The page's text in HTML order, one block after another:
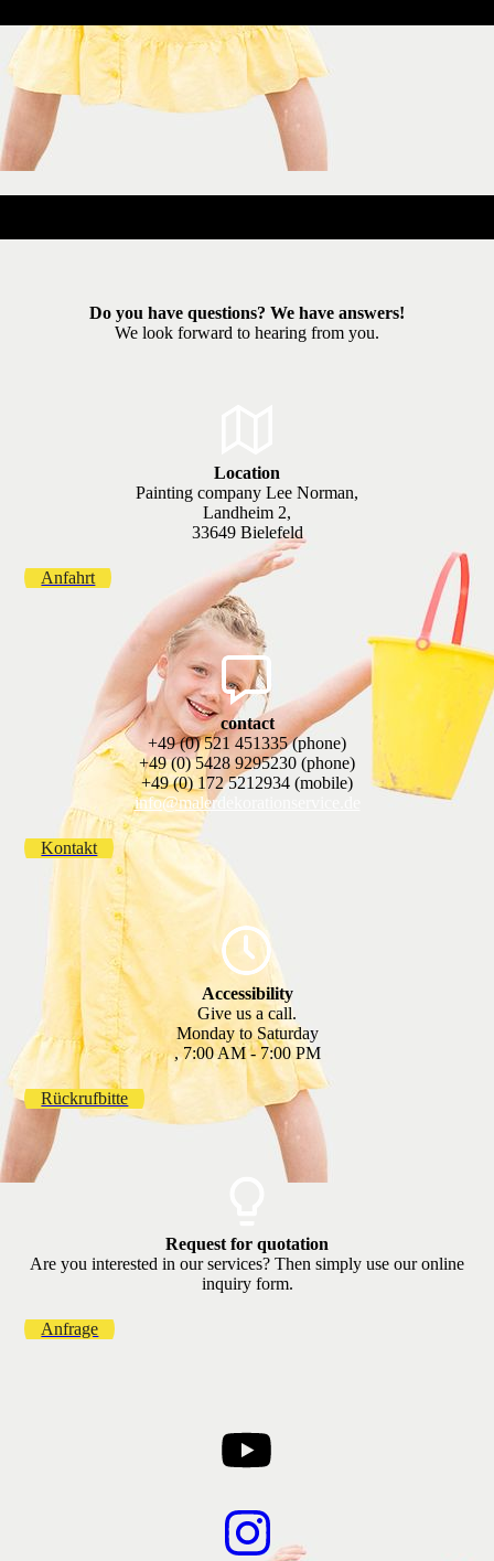
Do you have questions? We have answers!
We look forward to hearing from you.
Location
Painting company Lee Norman,
Landheim 2,
33649 Bielefeld
Anfahrt
contact
+49 (0) 521 451335 (phone)
+49 (0) 5428 9295230 (phone)
+49 (0) 172 5212934 (mobile)
info@malerdekorationservice.de
Kontakt
Accessibility
Give us a call.
Monday to Saturday
, 7:00 AM - 7:00 PM
Rückrufbitte
Request for quotation
Are you interested in our services? Then simply use our online
inquiry form.
Anfrage